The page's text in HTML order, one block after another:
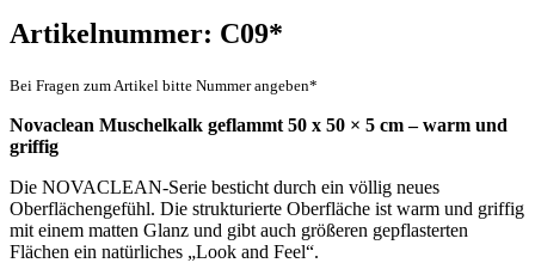
Artikelnummer: C09*
Bei Fragen zum Artikel bitte Nummer angeben*
Novaclean Muschelkalk geflammt 50 x 50 × 5 cm – warm und
griffig
Die NOVACLEAN-Serie besticht durch ein völlig neues
Oberflächengefühl. Die strukturierte Oberfläche ist warm und griffig
mit einem matten Glanz und gibt auch größeren gepflasterten
Flächen ein natürliches „Look and Feel“.